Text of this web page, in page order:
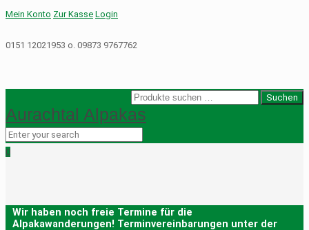
Mein Konto Zur Kasse Login
0151 12021953 o. 09873 9767762
Suche
nach:
Suchen
Aurachtal Alpakas
0